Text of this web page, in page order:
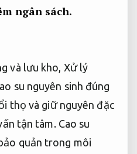
ngân sách.
và lưu kho, Xử lý
su nguyên sinh đúng
thọ và giữ nguyên đặc
tận tâm. Cao su
quản trong môi